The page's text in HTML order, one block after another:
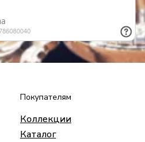
Покупателям
Коллекции
Каталог